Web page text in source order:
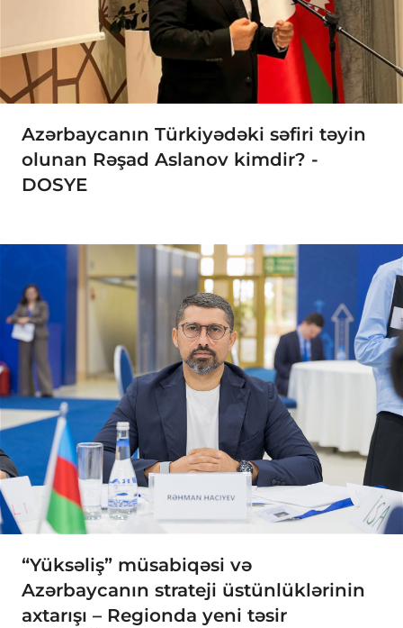
Azərbaycanın Türkiyədəki səfiri təyin
olunan Rəşad Aslanov kimdir? -
DOSYE
“Yüksəliş” müsabiqəsi və
Azərbaycanın strateji üstünlüklərinin
axtarışı – Regionda yeni təsir